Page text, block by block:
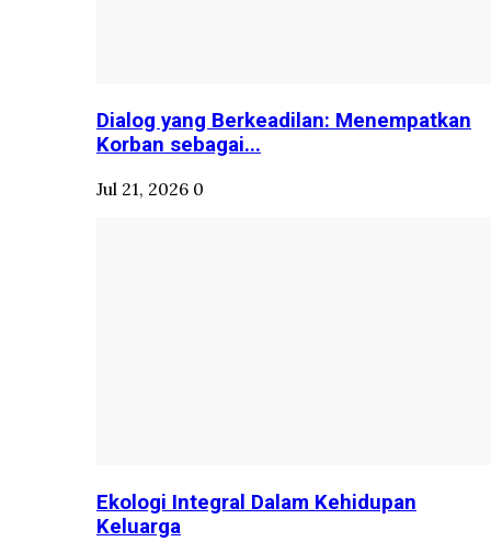
Dialog yang Berkeadilan: Menempatkan
Korban sebagai...
Jul 21, 2026 0
Ekologi Integral Dalam Kehidupan
Keluarga